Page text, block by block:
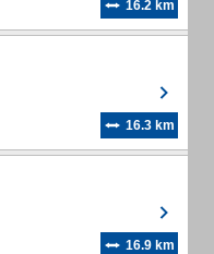
16.2 km
16.3 km
16.9 km